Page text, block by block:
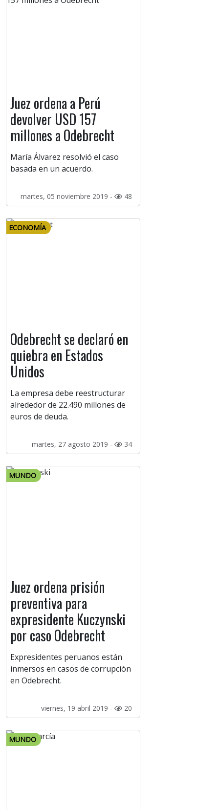
Juez ordena a Perú
devolver USD 157
millones a Odebrecht
María Álvarez resolvió el caso
basada en un acuerdo.
martes, 05 noviembre 2019 - 48
ECONOMÍA
Odebrecht se declaró en
quiebra en Estados
Unidos
La empresa debe reestructurar
alrededor de 22.490 millones de
euros de deuda.
martes, 27 agosto 2019 - 34
MUNDO
Juez ordena prisión
preventiva para
expresidente Kuczynski
por caso Odebrecht
Expresidentes peruanos están
inmersos en casos de corrupción
en Odebrecht.
viernes, 19 abril 2019 - 20
MUNDO